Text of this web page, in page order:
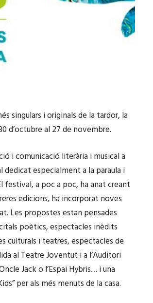
singulars i originals de la tardor, la
d’octubre al 27 de novembre.
i comunicació literària i musical a
dedicat especialment a la paraula i
festival, a poc a poc, ha anat creant
edicions, ha incorporat noves
Les propostes estan pensades
poètics, espectacles inèdits
culturals i teatres, espectacles de
al Teatre Joventut i a l’Auditori
Jack o l’Espai Hybris… i una
per als més menuts de la casa.